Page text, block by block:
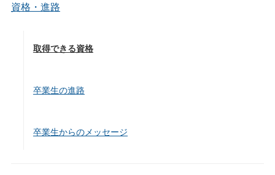
資格・進路
取得できる資格
卒業生の進路
卒業生からのメッセージ